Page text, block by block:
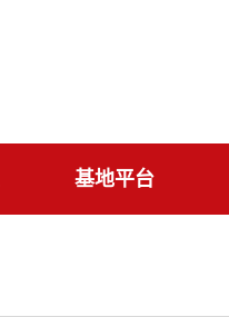
基地平台